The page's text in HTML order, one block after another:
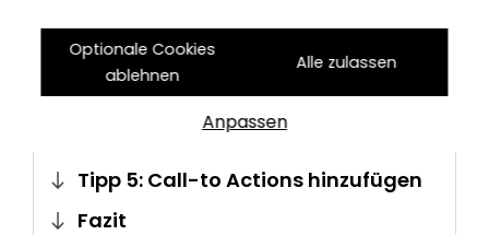
Optionale Cookies
ablehnen
Alle zulassen
Anpassen
nutzen
Tipp 3: Remarketing-Listen nutzen
Tipp 4: Überzeugende Inhalte
Tipp 5: Call-to Actions hinzufügen
Fazit